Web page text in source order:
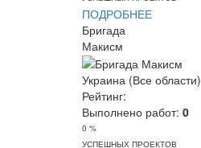
ПОДРОБНЕЕ
Бригада
Макисм
Украина (Все области)
Рейтинг:
Выполнено работ: 0
0 %
УСПЕШНЫХ ПРОЕКТОВ